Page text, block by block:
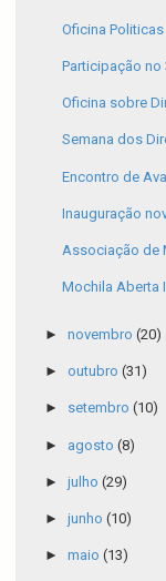
Oficina Politicas
Participação no
Oficina sobre
Semana dos
Encontro de
Inauguração
Associação de
Mochila Aberta
► novembro (20)
► outubro (31)
► setembro (10)
► agosto (8)
► julho (29)
► junho (10)
► maio (13)